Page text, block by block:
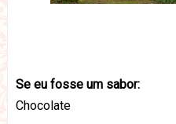
Se eu fosse um sabor:
Chocolate